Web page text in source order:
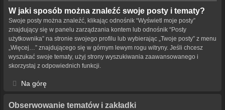
W jaki sposób można znaleźć swoje posty i tematy?
Swoje posty można znaleźć, klikając odnośnik “Wyświetl moje posty”
znajdujący się w panelu zarządzania kontem lub odnośnik “Posty
użytkownika” na stronie swojego profilu lub wybierając „Twoje posty” z menu
„Więcej…” znajdującego się w górnym lewym rogu witryny. Jeśli chcesz
wyszukać swoje tematy, użyj strony wyszukiwania zaawansowanego i
skorzystaj z odpowiednich funkcji.
Na górę
Obserwowanie tematów i zakładki